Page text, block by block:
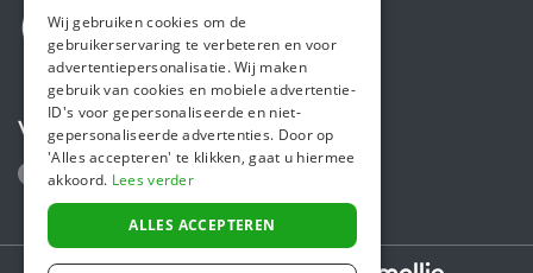
Volg ons
ENGLISH
Wij gebruiken cookies om de
gebruikerservaring te verbeteren en voor
advertentiepersonalisatie. Wij maken
gebruik van cookies en mobiele advertentie-
ID's voor gepersonaliseerde en niet-
gepersonaliseerde advertenties. Door op
'Alles accepteren' te klikken, gaat u hiermee
akkoord. Lees verder
ALLES ACCEPTEREN